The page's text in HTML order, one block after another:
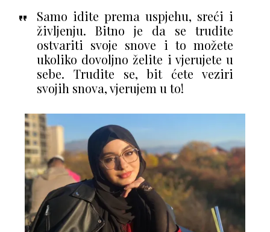
Samo idite prema uspjehu, sreći i
življenju. Bitno je da se trudite
ostvariti svoje snove i to možete
ukoliko dovoljno želite i vjerujete u
sebe. Trudite se, bit ćete veziri
svojih snova, vjerujem u to!